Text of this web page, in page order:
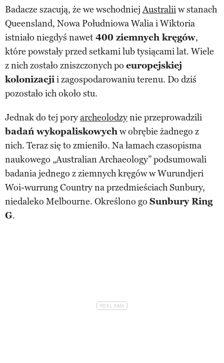
Badacze szacują, że we wschodniejAustraliiw stanach
Queensland, Nowa Południowa Walia i Wiktoria
istniało niegdyś nawet 400 ziemnych kręgów,
które powstały przed setkami lub tysiącami lat. Wiele
z nich zostało zniszczonych po europejskiej
kolonizacjii zagospodarowaniu terenu. Do dziś
pozostało ich około stu.
Jednak do tej poryarcheolodzynie przeprowadzili
badań wykopaliskowychw obrębie żadnego z
nich. Teraz się to zmieniło. Na łamach czasopisma
naukowego „Australian Archaeology” podsumowali
badania jednego z ziemnych kręgów w Wurundjeri
Woi-wurrung Country na przedmieściach Sunbury,
niedaleko Melbourne. Określono go Sunbury Ring
G.